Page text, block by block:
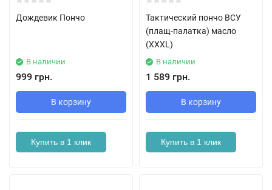
Дождевик Пончо
В наличии
999 грн.
В корзину
Купить в 1 клик
Тактический пончо ВСУ
(плащ-палатка) масло
(XXXL)
В наличии
1 589 грн.
В корзину
Купить в 1 клик